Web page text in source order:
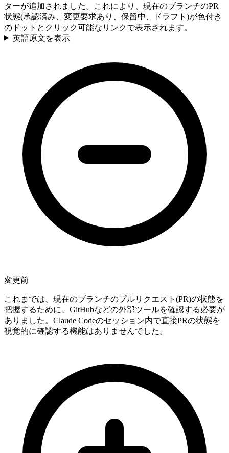
ターが追加されました。これにより、現在のブランチのPR
状態(承認済み、変更要求あり、保留中、ドラフト)が色付き
のドットとクリック可能なリンクで表示されます。
英語原文を表示
変更前
これまでは、現在のブランチのプルリクエスト(PR)の状態を
把握するために、GitHubなどの外部ツールを確認する必要が
ありました。Claude Codeのセッション内で直接PRの状態を
視覚的に確認する機能はありませんでした。